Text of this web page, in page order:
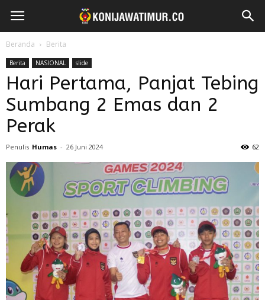
Beranda Berita
Berita NASIONAL slide
Hari Pertama, Panjat Tebing
Sumbang 2 Emas dan 2
Perak
Penulis Humas - 26 Juni 2024 62